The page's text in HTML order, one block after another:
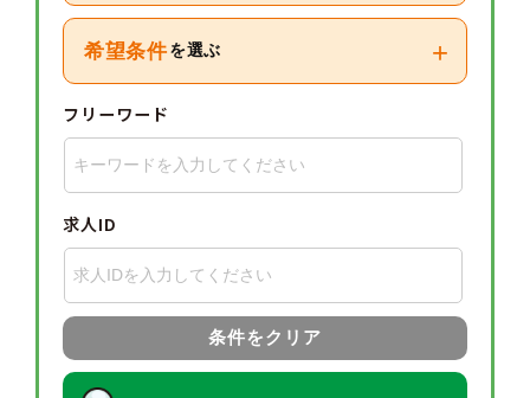
希望条件 を選ぶ +
フリーワード
求人ID
条件をクリア